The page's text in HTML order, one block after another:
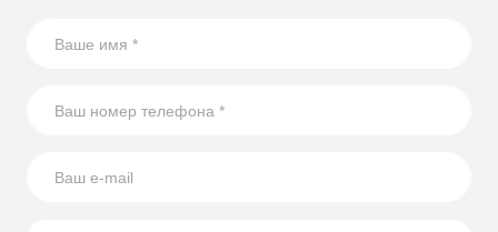
бутылок
использованию стеклянных бутылок на участке.